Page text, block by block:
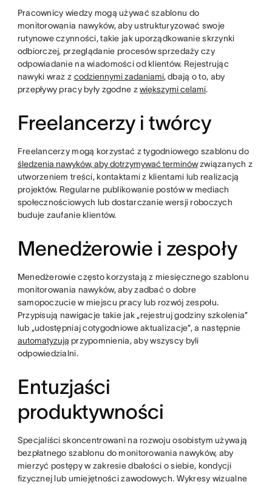
Pracownicy wiedzy mogą używać szablonu do
monitorowania nawyków, aby ustrukturyzować swoje
rutynowe czynności, takie jak uporządkowanie skrzynki
odbiorczej, przeglądanie procesów sprzedaży czy
odpowiadanie na wiadomości od klientów. Rejestrując
nawyki wraz z codziennymi zadaniami, dbają o to, aby
przepływy pracy były zgodne zwiększymi celami.
Freelancerzy i twórcy
Freelancerzy mogą korzystać z tygodniowego szablonu do
śledzenia nawyków, aby dotrzymywać terminówzwiązanych z
utworzeniem treści, kontaktami z klientami lub realizacją
projektów. Regularne publikowanie postów w mediach
społecznościowych lub dostarczanie wersji roboczych
buduje zaufanie klientów.
Menedżerowie i zespoły
Menedżerowie często korzystają z miesięcznego szablonu
monitorowania nawyków, aby zadbać o dobre
samopoczucie w miejscu pracy lub rozwój zespołu.
Przypisują nawigacje takie jak „rejestruj godziny szkolenia”
lub „udostępniaj cotygodniowe aktualizacje”, a następnie
automatyzują przypomnienia, aby wszyscy byli
odpowiedzialni.
Entuzjaści
produktywności
Specjaliści skoncentrowani na rozwoju osobistym używają
bezpłatnego szablonu do monitorowania nawyków, aby
mierzyć postępy w zakresie dbałości o siebie, kondycji
fizycznej lub umiejętności zawodowych. Wykresy wizualne